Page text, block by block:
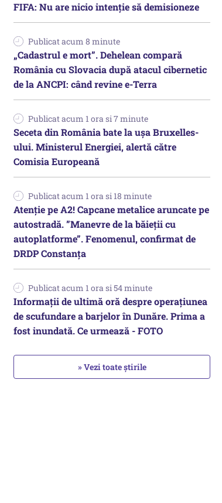
FIFA: Nu are nicio intenție să demisioneze
Publicat acum 8 minute
„Cadastrul e mort”. Dehelean compară
România cu Slovacia după atacul cibernetic
de la ANCPI: când revine e-Terra
Publicat acum 1 ora si 7 minute
Seceta din România bate la ușa Bruxelles-
ului. Ministerul Energiei, alertă către
Comisia Europeană
Publicat acum 1 ora si 18 minute
Atenție pe A2! Capcane metalice aruncate pe
autostradă. ”Manevre de la băieții cu
autoplatforme”. Fenomenul, confirmat de
DRDP Constanța
Publicat acum 1 ora si 54 minute
Informații de ultimă oră despre operațiunea
de scufundare a barjelor în Dunăre. Prima a
fost inundată. Ce urmează - FOTO
» Vezi toate știrile